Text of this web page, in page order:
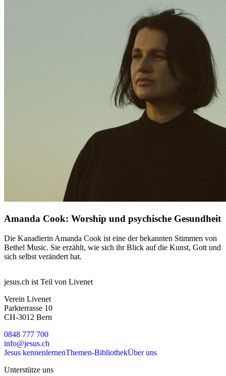
Amanda Cook: Worship und psychische Gesundheit
Die Kanadierin Amanda Cook ist eine der bekannten Stimmen von
Bethel Music. Sie erzählt, wie sich ihr Blick auf die Kunst, Gott und
sich selbst verändert hat.
jesus.ch ist Teil von Livenet
Verein Livenet
Parkterrasse 10
CH-3012 Bern
0848 777 700
info@jesus.ch
Jesus kennenlernenThemen-BibliothekÜber uns
Unterstütze uns